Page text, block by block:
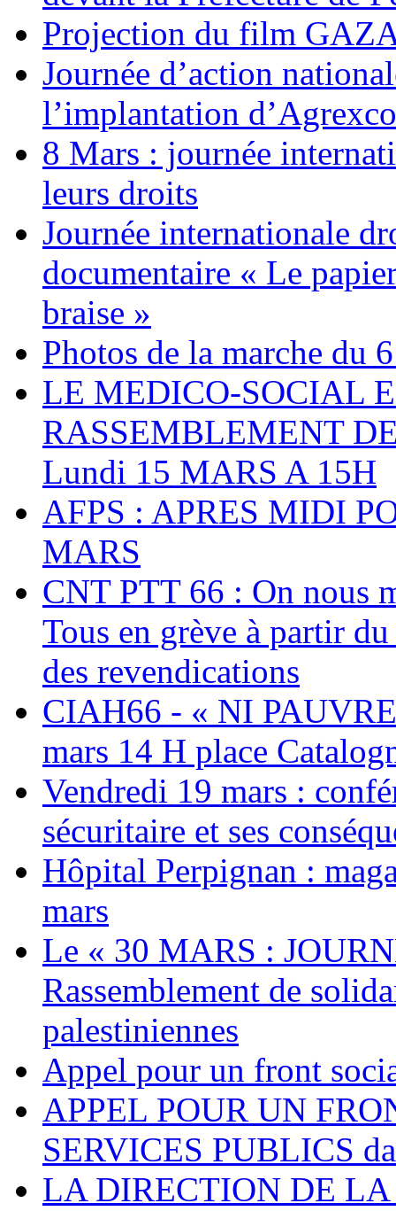
Projection du film
Journée d’action
l’implantation d’Agrexco
8 Mars : journée
leurs droits
Journée internationale
documentaire « Le
braise »
Photos de la marche du
LE MEDICO-SOCIAL
RASSEMBLEMENT
Lundi 15 MARS A 15H
AFPS : APRES MIDI
MARS
CNT PTT 66 : On nous
Tous en grève à partir
des revendications
CIAH66 - « NI
mars 14 H place
Vendredi 19 mars :
sécuritaire et ses
Hôpital Perpignan :
mars
Le « 30 MARS :
Rassemblement de
palestiniennes
Appel pour un front
APPEL POUR UN
SERVICES PUBLICS
LA DIRECTION DE